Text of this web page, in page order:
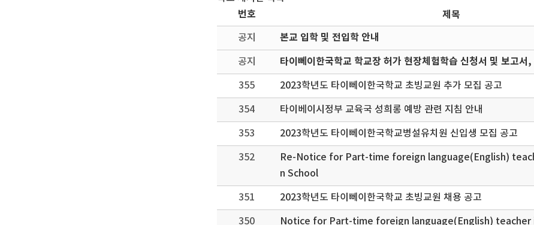
번호 제목
공지 본교 입학 및 전입학 안내
공지 타이뻬이한국학교 학교장 허가 현장체험학습 신청서 및 보고서,
355 2023학년도 타이뻬이한국학교 초빙교원 추가 모집 공고
354 타이베이시정부 교육국 성희롱 예방 관련 지침 안내
353 2023학년도 타이뻬이한국학교병설유치원 신입생 모집 공고
352
Re-Notice for Part-time foreign language(English)
n School
351 2023학년도 타이뻬이한국학교 초빙교원 채용 공고
350
Notice for Part-time foreign language(English) teacher